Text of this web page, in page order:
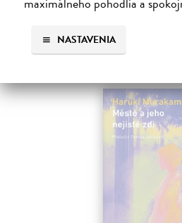
NASTAVENIA
Ďalšie z
beletria